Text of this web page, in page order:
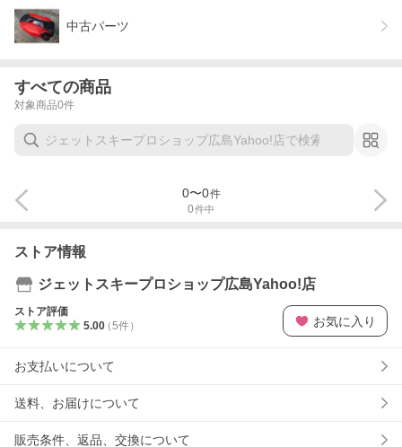
中古パーツ
すべての商品
対象商品0件
0件中
0〜0件
ストア情報
ジェットスキープロショップ広島Yahoo!店
ストア評価
5.00（5件） お気に入り
お支払いについて
送料、お届けについて
販売条件、返品、交換について